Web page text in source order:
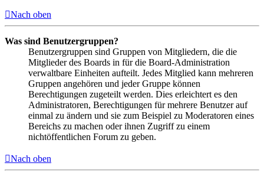
Nach oben
Was sind Benutzergruppen?
Benutzergruppen sind Gruppen von Mitgliedern, die die
Mitglieder des Boards in für die Board-Administration
verwaltbare Einheiten aufteilt. Jedes Mitglied kann mehreren
Gruppen angehören und jeder Gruppe können
Berechtigungen zugeteilt werden. Dies erleichtert es den
Administratoren, Berechtigungen für mehrere Benutzer auf
einmal zu ändern und sie zum Beispiel zu Moderatoren eines
Bereichs zu machen oder ihnen Zugriff zu einem
nichtöffentlichen Forum zu geben.
Nach oben